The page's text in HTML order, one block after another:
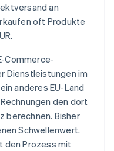
an
oft Produkte
Commerce-
Dienstleistungen im
anderes EU-Land
den dort
berechnen. Bisher
Schwellenwert.
den Prozess mit